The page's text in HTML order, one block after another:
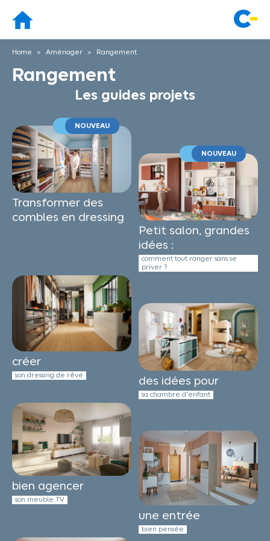
Home Aménager Rangement
Rangement
Les guides projets
NOUVEAU
Transformer des
combles en dressing
NOUVEAU
Petit salon, grandes
idées :
comment tout ranger sans se
priver ?
créer
son dressing de rêve des idées pour
sa chambre d’enfant
bien agencer
son meuble TV
une entrée
bien pensée